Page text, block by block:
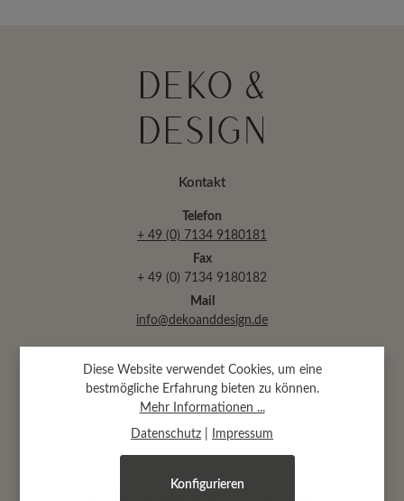
Kontakt
Telefon
+ 49 (0) 7134 9180181
Fax
+ 49 (0) 7134 9180182
Mail
info@dekoanddesign.de
Abtsäckerstr. 30 · 74189 Weinsberg
(bei Heilbronn)
Diese Website verwendet Cookies, um eine
bestmögliche Erfahrung bieten zu können.
Mehr Informationen ...
Datenschutz Impressum
Konfigurieren